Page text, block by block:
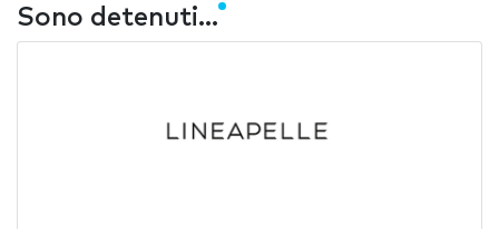
Sono detenuti...